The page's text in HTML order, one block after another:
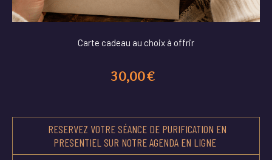
Carte cadeau au choix à offrir
30,00€
RESERVEZ VOTRE SÉANCE DE PURIFICATION EN
PRESENTIEL SUR NOTRE AGENDA EN LIGNE